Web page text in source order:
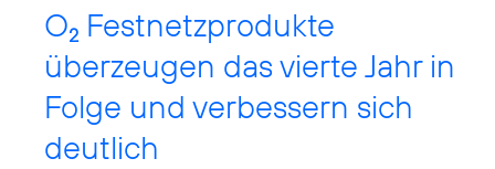
O2 Festnetzprodukte
überzeugen das vierte Jahr in
Folge und verbessern sich
deutlich